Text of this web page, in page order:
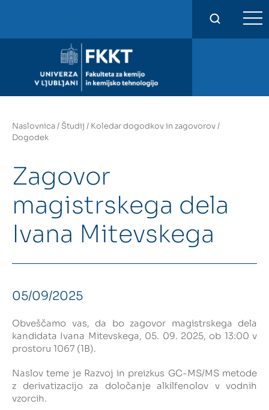
Webmail
Javna naročila
Naslovnica/ Študij / Koledar dogodkov in zagovorov/
Dogodek
Zagovor
magistrskega dela
Ivana Mitevskega
05/09/2025
Obveščamo vas, da bo zagovor magistrskega dela
kandidata Ivana Mitevskega, 05. 09. 2025, ob 13:00 v
prostoru 1067 (1B).
Naslov teme je Razvoj in preizkus GC-MS/MS metode
z derivatizacijo za določanje alkilfenolov v vodnih
vzorcih.